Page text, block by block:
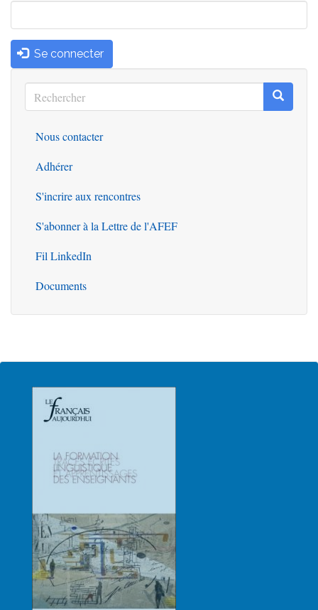
Se connecter
Rechercher
Rechercher
Outils
Nous contacter
Adhérer
S'incrire aux rencontres
S'abonner à la Lettre de l'AFEF
Fil LinkedIn
Documents